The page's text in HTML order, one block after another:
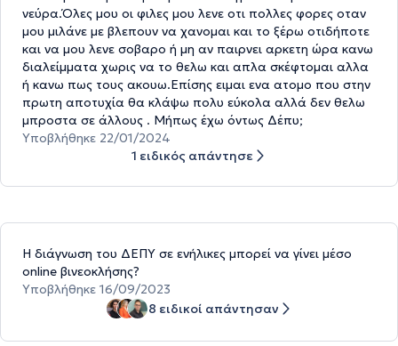
νεύρα.Όλες μου οι φιλες μου λενε οτι πολλες φορες οταν
μου μιλάνε με βλεπουν να χανομαι και το ξέρω οτιδήποτε
και να μου λενε σοβαρο ή μη αν παιρνει αρκετη ώρα κανω
διαλείμματα χωρις να το θελω και απλα σκέφτομαι αλλα
ή κανω πως τους ακουω.Επίσης ειμαι ενα ατομο που στην
πρωτη αποτυχία θα κλάψω πολυ εύκολα αλλά δεν θελω
μπροστα σε άλλους . Μήπως έχω όντως Δέπυ;
Υποβλήθηκε 22/01/2024
1 ειδικός απάντησε
H διάγνωση του ΔΕΠΥ σε ενήλικες μπορεί να γίνει μέσο
online βινεοκλήσης?
Υποβλήθηκε 16/09/2023
8 ειδικοί απάντησαν